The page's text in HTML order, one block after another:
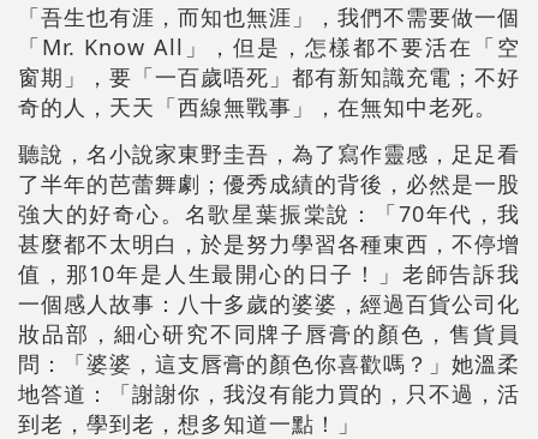
「吾生也有涯，而知也無涯」，我們不需要做一個
「Mr. Know All」，但是，怎樣都不要活在「空
窗期」，要「一百歲唔死」都有新知識充電；不好
奇的人，天天「西線無戰事」，在無知中老死。
聽說，名小說家東野圭吾，為了寫作靈感，足足看
了半年的芭蕾舞劇；優秀成績的背後，必然是一股
強大的好奇心。名歌星葉振棠說：「70年代，我
甚麼都不太明白，於是努力學習各種東西，不停增
值，那10年是人生最開心的日子！」老師告訴我
一個感人故事：八十多歲的婆婆，經過百貨公司化
妝品部，細心研究不同牌子唇膏的顏色，售貨員
問：「婆婆，這支唇膏的顏色你喜歡嗎？」她溫柔
地答道：「謝謝你，我沒有能力買的，只不過，活
到老，學到老，想多知道一點！」